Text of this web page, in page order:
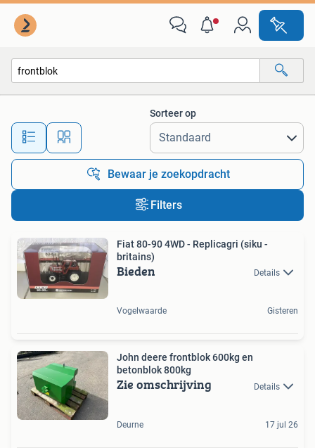
Alle afstanden…
Sorteer op
Bewaar je zoekopdracht
Filters
Fiat 80-90 4WD - Replicagri (siku -
britains)
Bieden Details
Vogelwaarde Gisteren
John deere frontblok 600kg en
betonblok 800kg
Zie omschrijving Details
Deurne 17 jul 26